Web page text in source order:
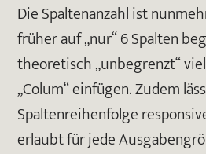
Die Spaltenanzahl ist
früher auf „nur“ 6 Spalten
theoretisch „unbegrenzt“
„Colum“ einfügen. Zudem
Spaltenreihenfolge
erlaubt für jede